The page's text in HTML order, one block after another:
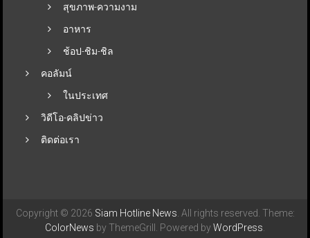
สุขภาพ-ความงาม
อาหาร
ช้อป-ชิม-ชิล
คอลัมน์
ในประเทศ
วิดีโอ-คลิปข่าว
ติดต่อเรา
Copyright © 2026 Siam Hotline News . All rights reserved. Theme:
ColorNews by ThemeGrill. Powered byWordPress